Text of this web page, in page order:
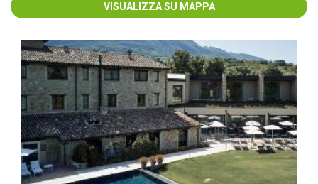
VISUALIZZA SU MAPPA